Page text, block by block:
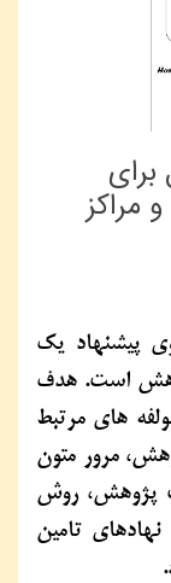
برای
مراکز
پیشنهاد یک
است. هدف
های مرتبط
مرور متون
پژوهش، روش
تامین